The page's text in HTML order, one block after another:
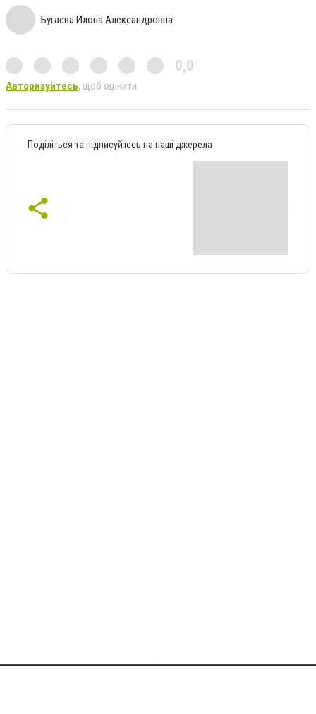
Бугаева Илона Александровна
0,0
Авторизуйтесь, щоб оцінити
Поділіться та підписуйтесь на наші джерела